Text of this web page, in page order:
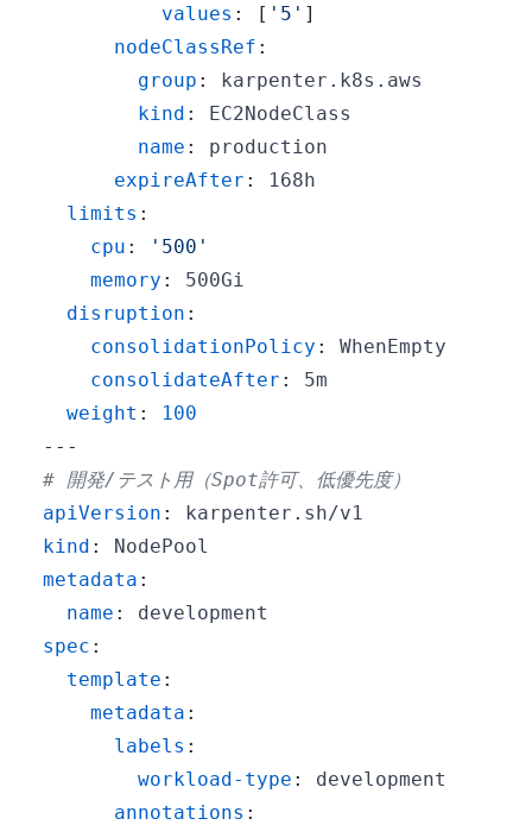
values : [ '5' ]
nodeClassRef :
group :
kind :
name :
expireAfter :
limits :
cpu :
'500'
memory :
disruption :
consolidationPolicy :
consolidateAfter :
weight :
100
---
# 開発/テスト用（Spot許可、低優先度）
apiVersion :
kind :
metadata :
name :
spec :
template :
metadata :
labels :
workload-type :
annotations :